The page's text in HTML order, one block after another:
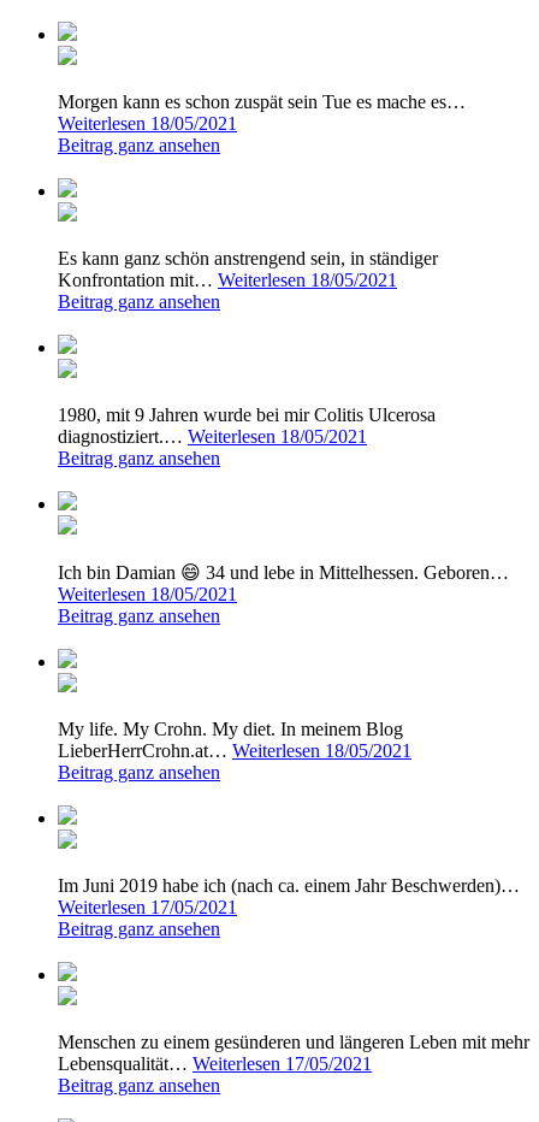
Morgen kann es schon zuspät sein Tue es mache es…
Weiterlesen 18/05/2021
Beitrag ganz ansehen
Es kann ganz schön anstrengend sein, in ständiger
Konfrontation mit… Weiterlesen 18/05/2021
Beitrag ganz ansehen
1980, mit 9 Jahren wurde bei mir Colitis Ulcerosa
diagnostiziert.… Weiterlesen 18/05/2021
Beitrag ganz ansehen
Ich bin Damian 😄 34 und lebe in Mittelhessen. Geboren…
Weiterlesen 18/05/2021
Beitrag ganz ansehen
My life. My Crohn. My diet. In meinem Blog
LieberHerrCrohn.at… Weiterlesen 18/05/2021
Beitrag ganz ansehen
Im Juni 2019 habe ich (nach ca. einem Jahr Beschwerden)…
Weiterlesen 17/05/2021
Beitrag ganz ansehen
Menschen zu einem gesünderen und längeren Leben mit mehr
Lebensqualität… Weiterlesen 17/05/2021
Beitrag ganz ansehen